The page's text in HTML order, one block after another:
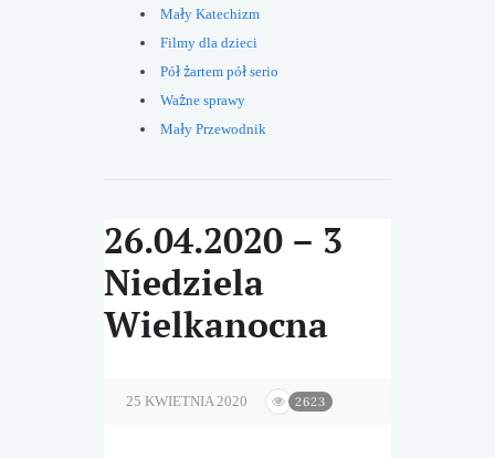
Mały Katechizm
Filmy dla dzieci
Pół żartem pół serio
Ważne sprawy
Mały Przewodnik
26.04.2020 – 3
Niedziela
Wielkanocna
25 KWIETNIA 2020 2623